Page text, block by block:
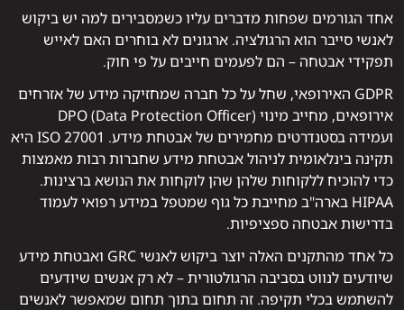
אחד הגורמים שפחות מדברים עליו כשמסבירים למה יש ביקוש
לאנשי סייבר הוא הרגולציה. ארגונים לא בוחרים האם לאייש
תפקידי אבטחה – הם לפעמים חייבים על פי חוק.
GDPR האירופאי, שחל על כל חברה שמחזיקה מידע של אזרחים
אירופאים, מחייב מינוי DPO (Data Protection Officer)
ועמידה בסטנדרטים מחמירים של אבטחת מידע. ISO 27001 היא
תקינה בינלאומית לניהול אבטחת מידע שחברות רבות מאמצות
כדי להוכיח ללקוחות שלהן שהן לוקחות את הנושא ברצינות.
HIPAA בארה"ב מחייבת כל גוף שמטפל במידע רפואי לעמוד
בדרישות אבטחה ספציפיות.
כל אחד מהתקנים האלה יוצר ביקוש לאנשי GRC ואבטחת מידע
שיודעים לנווט בסביבה הרגולטורית – לא רק אנשים שיודעים
להשתמש בכלי תקיפה. זה תחום בתוך תחום שמאפשר לאנשים